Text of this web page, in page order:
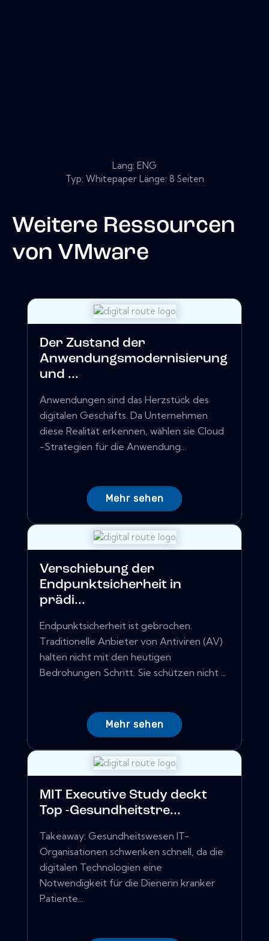
Lang: ENG
Typ: Whitepaper Länge: 8 Seiten
Weitere Ressourcen
von VMware
Der Zustand der
Anwendungsmodernisierung
und ...
Anwendungen sind das Herzstück des
digitalen Geschäfts. Da Unternehmen
diese Realität erkennen, wählen sie Cloud
-Strategien für die Anwendung...
Mehr sehen
Verschiebung der
Endpunktsicherheit in
prädi...
Endpunktsicherheit ist gebrochen.
Traditionelle Anbieter von Antiviren (AV)
halten nicht mit den heutigen
Bedrohungen Schritt. Sie schützen nicht ...
Mehr sehen
MIT Executive Study deckt
Top -Gesundheitstre...
Takeaway: Gesundheitswesen IT-
Organisationen schwenken schnell, da die
digitalen Technologien eine
Notwendigkeit für die Dienerin kranker
Patiente...